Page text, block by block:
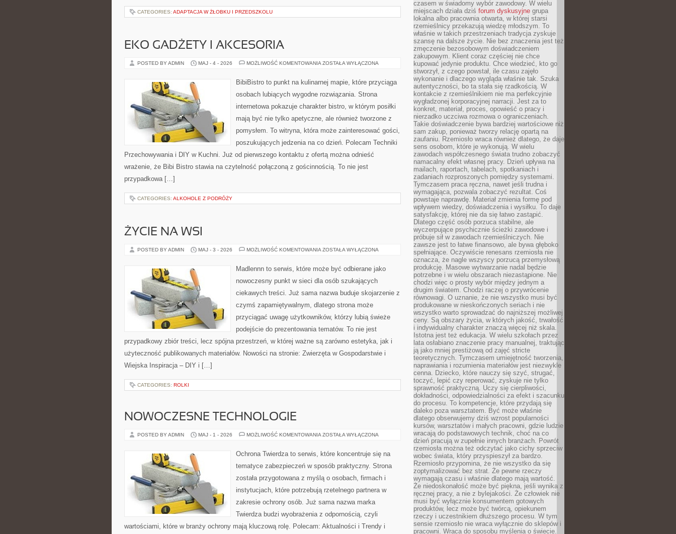
CATEGORIES: ADAPTACJA W ŻŁOBKU I PRZEDSZKOLU
EKO GADŻETY I AKCESORIA
POSTED BY ADMIN MAJ - 4 - 2026 MOŻLIWOŚĆ KOMENTOWANIA EKO
AKCESORIA
ZOSTAŁA WYŁĄCZONA
BibiBistro to punkt na kulinarnej mapie, które przyciąga
osobach lubiących wygodne rozwiązania. Strona
internetowa pokazuje charakter bistro, w którym posiłki
mają być nie tylko apetyczne, ale również tworzone z
pomysłem. To witryna, która może zainteresować gości,
poszukujących jedzenia na co dzień. Polecam Techniki
Przechowywania i DIY w Kuchni. Już od pierwszego kontaktu z ofertą można odnieść
wrażenie, że Bibi Bistro stawia na czytelność połączoną z gościnnością. To nie jest
przypadkowa […]
CATEGORIES: ALKOHOLE Z PODRÓŻY
ŻYCIE NA WSI
POSTED BY ADMIN MAJ - 3 - 2026 MOŻLIWOŚĆ KOMENTOWANIA ŻYCIE
ZOSTAŁA WYŁĄCZONA
Madlennn to serwis, które może być odbierane jako
nowoczesny punkt w sieci dla osób szukających
ciekawych treści. Już sama nazwa buduje skojarzenie z
czymś zapamiętywalnym, dlatego strona może
przyciągać uwagę użytkowników, którzy lubią świeże
podejście do prezentowania tematów. To nie jest
przypadkowy zbiór treści, lecz spójna przestrzeń, w której ważne są zarówno estetyka, jak i
użyteczność publikowanych materiałów. Nowości na stronie: Zwierzęta w Gospodarstwie i
Wiejska Inspiracja – DIY i […]
CATEGORIES: ROLKI
NOWOCZESNE TECHNOLOGIE
POSTED BY ADMIN MAJ - 1 - 2026 MOŻLIWOŚĆ KOMENTOWANIA NOWOCZESNE
ZOSTAŁA WYŁĄCZONA
Ochrona Twierdza to serwis, które koncentruje się na
tematyce zabezpieczeń w sposób praktyczny. Strona
została przygotowana z myślą o osobach, firmach i
instytucjach, które potrzebują rzetelnego partnera w
zakresie ochrony osób. Już sama nazwa marka
Twierdza budzi wyobrażenia z odpornością, czyli
wartościami, które w branży ochrony mają kluczową rolę. Polecam: Aktualności i Trendy i
czasem w świadomy wybór zawodowy. W wielu
miejscach działa dziś forum dyskusyjne grupa
lokalna albo pracownia otwarta, w której starsi
rzemieślnicy przekazują wiedzę młodszym. To
właśnie w takich przestrzeniach tradycja zyskuje
szansę na dalsze życie. Nie bez znaczenia jest też
zmęczenie bezosobowym doświadczeniem
zakupowym. Klient coraz częściej nie chce
kupować jedynie produktu. Chce wiedzieć, kto go
stworzył, z czego powstał, ile czasu zajęło
wykonanie i dlaczego wygląda właśnie tak. Szuka
autentyczności, bo ta stała się rzadkością. W
kontakcie z rzemieślnikiem nie ma perfekcyjnie
wygładzonej korporacyjnej narracji. Jest za to
konkret, materiał, proces, opowieść o pracy i
nierzadko uczciwa rozmowa o ograniczeniach.
Takie doświadczenie bywa bardziej wartościowe niż
sam zakup, ponieważ tworzy relację opartą na
zaufaniu. Rzemiosło wraca również dlatego, że daje
sens osobom, które je wykonują. W wielu
zawodach współczesnego świata trudno zobaczyć
namacalny efekt własnej pracy. Dzień upływa na
mailach, raportach, tabelach, spotkaniach i
zadaniach rozproszonych pomiędzy systemami.
Tymczasem praca ręczna, nawet jeśli trudna i
wymagająca, pozwala zobaczyć rezultat. Coś
powstaje naprawdę. Materiał zmienia formę pod
wpływem wiedzy, doświadczenia i wysiłku. To daje
satysfakcję, której nie da się łatwo zastąpić.
Dlatego część osób porzuca stabilne, ale
wyczerpujące psychicznie ścieżki zawodowe i
próbuje sił w zawodach rzemieślniczych. Nie
zawsze jest to łatwe finansowo, ale bywa głęboko
spełniające. Oczywiście renesans rzemiosła nie
oznacza, że nagle wszyscy porzucą przemysłową
produkcję. Masowe wytwarzanie nadal będzie
potrzebne i w wielu obszarach niezastąpione. Nie
chodzi więc o prosty wybór między jednym a
drugim światem. Chodzi raczej o przywrócenie
równowagi. O uznanie, że nie wszystko musi być
produkowane w nieskończonych seriach i nie
wszystko warto sprowadzać do najniższej możliwej
ceny. Są obszary życia, w których jakość, trwałość
i indywidualny charakter znaczą więcej niż skala.
Istotna jest też edukacja. W wielu szkołach przez
lata osłabiano znaczenie pracy manualnej, traktując
ją jako mniej prestiżową od zajęć stricte
teoretycznych. Tymczasem umiejętność tworzenia,
naprawiania i rozumienia materiałów jest niezwykle
cenna. Dziecko, które nauczy się szyć, strugać,
toczyć, lepić czy reperować, zyskuje nie tylko
sprawność praktyczną. Uczy się cierpliwości,
dokładności, odpowiedzialności za efekt i szacunku
do procesu. To kompetencje, które przydają się
daleko poza warsztatem. Być może właśnie
dlatego obserwujemy dziś wzrost popularności
kursów, warsztatów i małych pracowni, gdzie ludzie
wracają do podstawowych technik, choć na co
dzień pracują w zupełnie innych branżach. Powrót
rzemiosła można też odczytać jako cichy sprzeciw
wobec świata, który przyspieszył za bardzo.
Rzemiosło przypomina, że nie wszystko da się
zoptymalizować bez strat. Że pewne rzeczy
wymagają czasu i właśnie dlatego mają wartość.
Że niedoskonałość może być piękna, jeśli wynika z
ręcznej pracy, a nie z bylejakości. Że człowiek nie
musi być wyłącznie konsumentem gotowych
produktów, lecz może być twórcą, opiekunem
rzeczy i uczestnikiem dłuższego procesu. W tym
sensie rzemiosło nie wraca wyłącznie do sklepów i
pracowni. Wraca do sposobu myślenia o świecie.